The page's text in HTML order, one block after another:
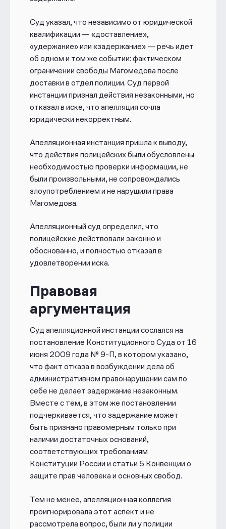
Суд указал, что независимо от юридической
квалификации — «доставление»,
«удержание» или «задержание» — речь идет
об одном и том же событии: фактическом
ограничении свободы Магомедова после
доставки в отдел полиции. Суд первой
инстанции признал действия незаконными, но
отказал в иске, что апелляция сочла
юридически некорректным.
Апелляционная инстанция пришла к выводу,
что действия полицейских были обусловлены
необходимостью проверки информации, не
были произвольными, не сопровождались
злоупотреблением и не нарушили права
Магомедова.
Апелляционный суд определил, что
полицейские действовали законно и
обоснованно, и полностью отказал в
удовлетворении иска.
Правовая
аргументация
Суд апелляционной инстанции сослался на
постановление Конституционного Суда от 16
июня 2009 года № 9-П, в котором указано,
что факт отказа в возбуждении дела об
административном правонарушении сам по
себе не делает задержание незаконным.
Вместе с тем, в этом же постановлении
подчеркивается, что задержание может
быть признано правомерным только при
наличии достаточных оснований,
соответствующих требованиям
Конституции России и статьи 5 Конвенции о
защите прав человека и основных свобод.
Тем не менее, апелляционная коллегия
проигнорировала этот аспект и не
рассмотрела вопрос, были ли у полиции